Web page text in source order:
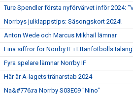
Ture Spendler första nyförvärvet inför 2024:
Norrbys julklappstips: Säsongskort 2024!
Anton Wede och Marcus Mikhail lämnar
Fina siffror för Norrby IF i Ettanfotbolls
Fyra spelare lämnar Norrby IF
Här är A-lagets tränarstab 2024
Na&#776;ra Norrby S03E09 "Nino"